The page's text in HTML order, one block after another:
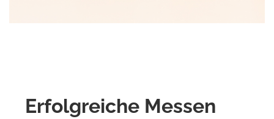
Erfolgreiche Messen